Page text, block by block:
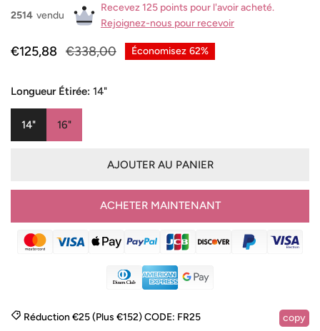
2514 vendu
Recevez 125 points pour l'avoir acheté.
Rejoignez-nous pour recevoir
Prix
vente
€125,88
Prix
€338,00 Économisez 62%
Longueur Étirée: 14"
14" 16"
AJOUTER AU PANIER
ACHETER MAINTENANT
Réduction €25 (Plus €152)CODE: FR25
copy